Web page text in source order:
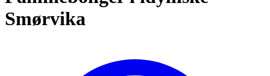
Smørvika